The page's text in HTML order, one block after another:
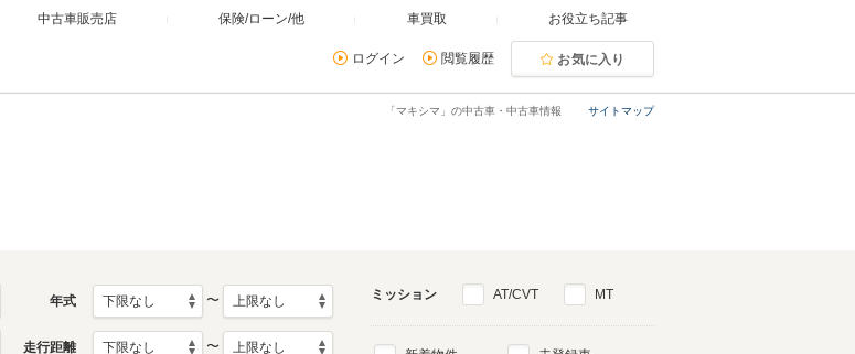
中古車販売店 保険/ローン/他 車買取 お役立ち記事
ログイン 閲覧履歴 お気に入り
サイトマップ
「マキシマ」の中古車・中古車情報
年式 〜
走行距離 〜
ミッション AT/CVT MT